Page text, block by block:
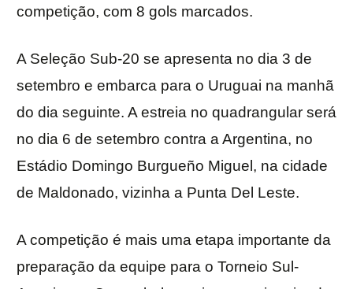
competição, com 8 gols marcados.
A Seleção Sub-20 se apresenta no dia 3 de
setembro e embarca para o Uruguai na manhã
do dia seguinte. A estreia no quadrangular será
no dia 6 de setembro contra a Argentina, no
Estádio Domingo Burgueño Miguel, na cidade
de Maldonado, vizinha a Punta Del Leste.
A competição é mais uma etapa importante da
preparação da equipe para o Torneio Sul-